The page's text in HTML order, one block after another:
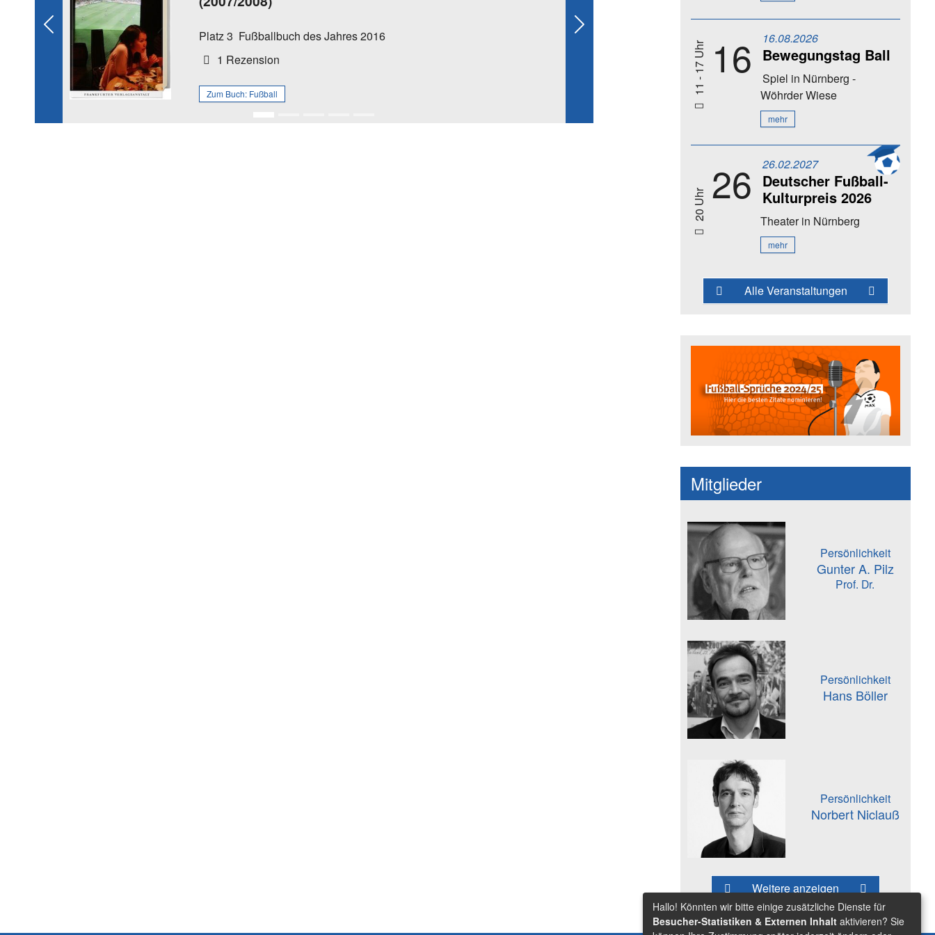
Platz 3 Fußballbuch des Jahres 2016
1 Rezension
Zum Buch: Fußball
Previous Next
11 - 17 Uhr 16 16.08.2026
Bewegungstag Ball
Spiel in Nürnberg -
Wöhrder Wiese
mehr
20 Uhr 26 26.02.2027
Deutscher Fußball-
Kulturpreis 2026
Theaterin Nürnberg
mehr
Alle Veranstaltungen
Fußballspruch des Jahres:
Mitglieder
Persönlichkeit
Gunter A. Pilz
Prof. Dr.
Persönlichkeit
Hans Böller
Persönlichkeit
Norbert Niclauß
Weitere anzeigen
Hallo! Könnten wir bitte einige zusätzliche Dienste für
Besucher-Statistiken & Externen Inhalt aktivieren? Sie